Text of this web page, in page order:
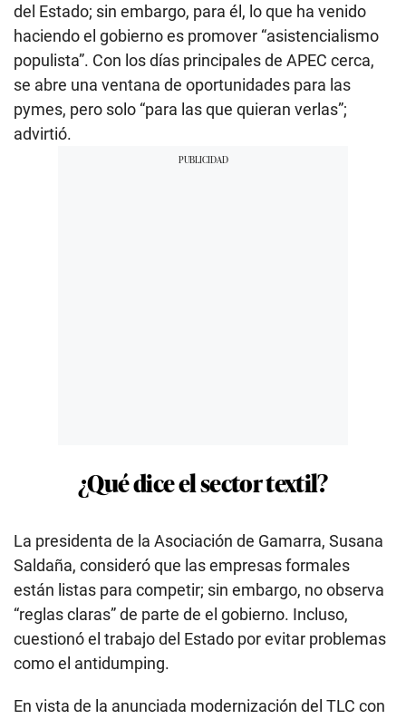
del Estado; sin embargo, para él, lo que ha venido
haciendo el gobierno es promover “asistencialismo
populista”. Con los días principales de APEC cerca,
se abre una ventana de oportunidades para las
pymes, pero solo “para las que quieran verlas”;
advirtió.
¿Qué dice el sector textil?
La presidenta de la Asociación de Gamarra, Susana
Saldaña, consideró que las empresas formales
están listas para competir; sin embargo, no observa
“reglas claras” de parte de el gobierno. Incluso,
cuestionó el trabajo del Estado por evitar problemas
como el antidumping.
En vista de la anunciada modernización del TLC con